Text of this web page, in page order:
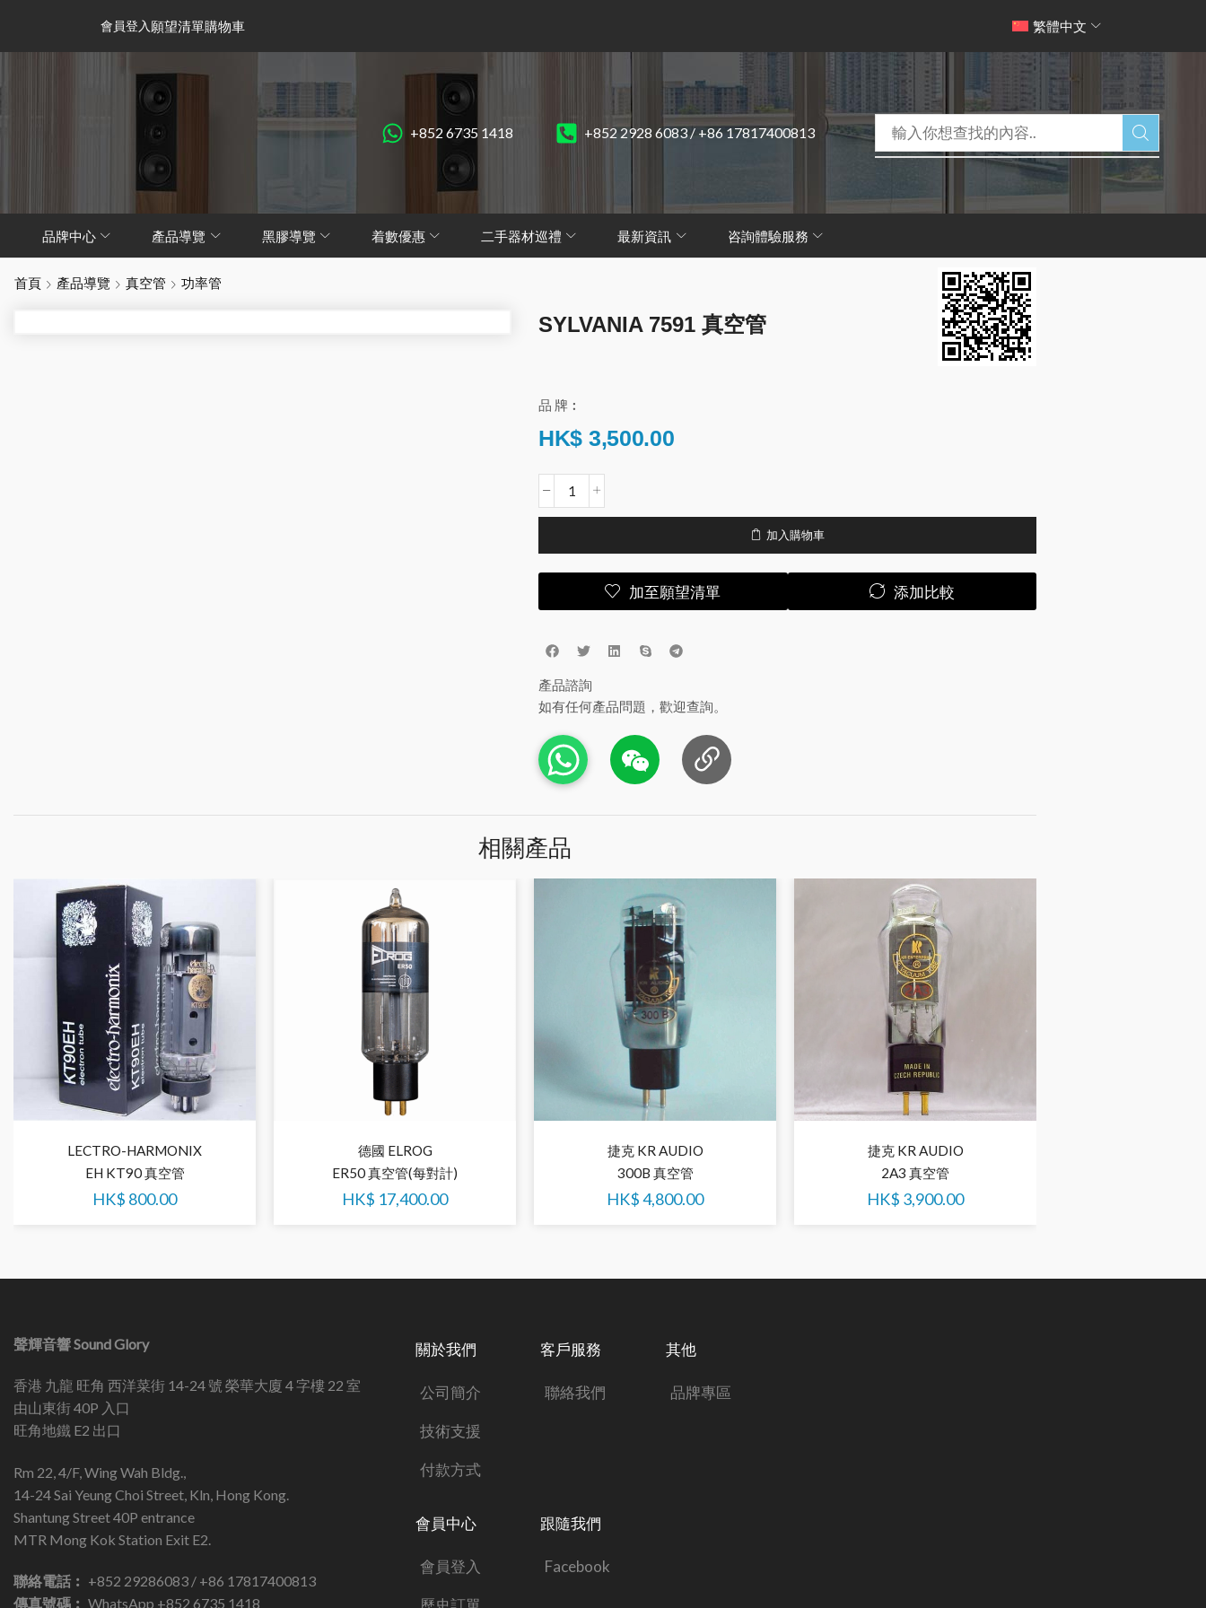
會員登入 願望清單購物車 繁體中文
+852 6735 1418 +852 2928 6083 / +86 17817400813
品牌中心 產品導覽 黑膠導覽 着數優惠 二手器材巡禮 最新資訊 咨詢體驗服務
首頁 產品導覽 真空管 功率管
SYLVANIA 7591 真空管
品 牌︰
HK$ 3,500.00
加入購物車
加至願望清單 添加比較
產品諮詢
如有任何產品問題，歡迎查詢。
相關產品
LECTRO-HARMONIX
EH KT90 真空管
HK$ 800.00
德國 ELROG
ER50 真空管(每對計)
HK$ 17,400.00
捷克 KR AUDIO
300B 真空管
HK$4,800.00
捷克 KR AUDIO
2A3 真空管
HK$ 3,900.00
聲輝音響 Sound Glory
香港 九龍 旺角 西洋菜街 14-24 號 榮華大廈 4 字樓 22 室
由山東街 40P 入口
旺角地鐵 E2 出口
Rm 22, 4/F, Wing Wah Bldg.,
14-24 Sai Yeung Choi Street, Kln, Hong Kong.
Shantung Street 40P entrance
MTR Mong Kok Station Exit E2.
聯絡電話︰ +852 29286083 / +86 17817400813
傳真號碼︰ WhatsApp +852 6735 1418
關於我們
公司簡介
技術支援
付款方式
客戶服務
聯絡我們
其他
品牌專區
會員中心
會員登入
跟隨我們
Facebook